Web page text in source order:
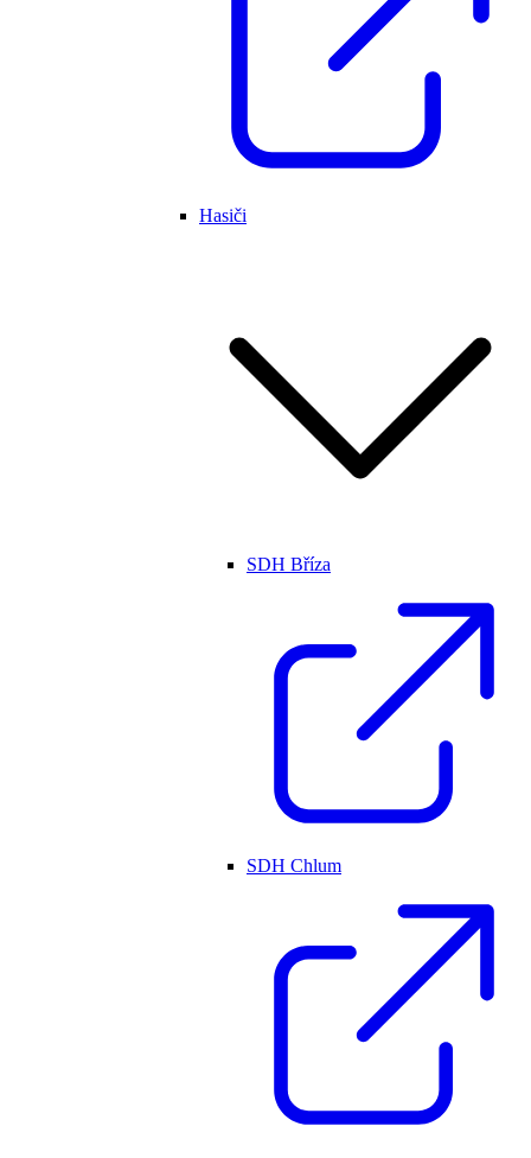
Hasiči
SDH Bříza
SDH Chlum